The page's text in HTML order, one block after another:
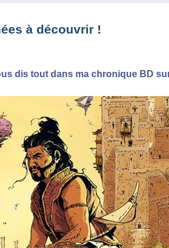
à découvrir !
dis tout dans ma chronique BD